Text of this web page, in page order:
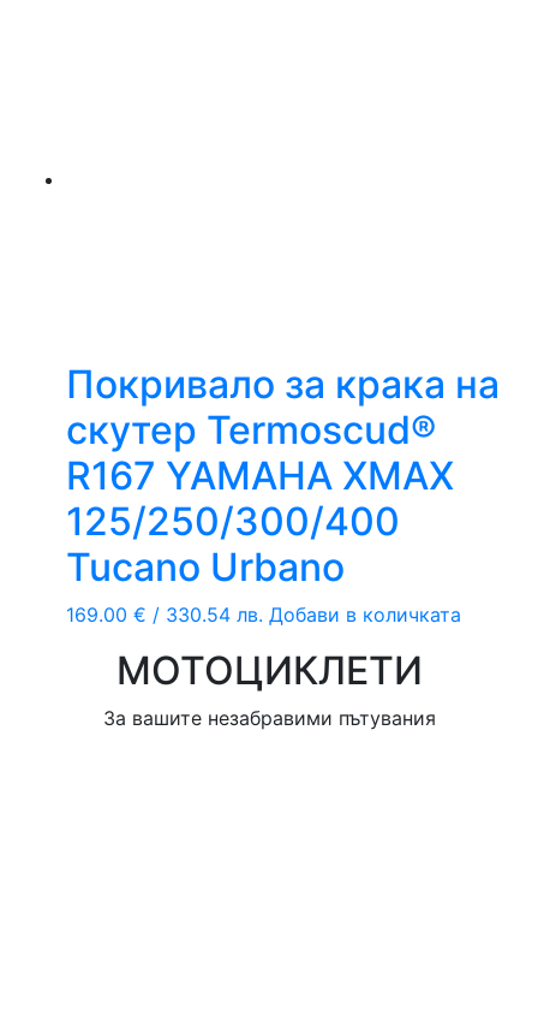
Покривало за крака на
скутер Termoscud®
R167 YAMAHA XMAX
125/250/300/400
Tucano Urbano
169.00 € / 330.54 лв. Добави в количката
МОТОЦИКЛЕТИ
За вашите незабравими пътувания